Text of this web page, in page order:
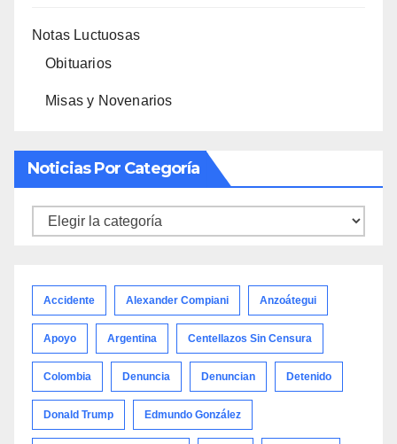
Notas Luctuosas
Obituarios
Misas y Novenarios
Noticias Por Categoría
Noticias
Accidente Alexander Compiani Anzoátegui
Apoyo Argentina Centellazos Sin Censura
Colombia Denuncia Denuncian Detenido
Donald Trump Edmundo González